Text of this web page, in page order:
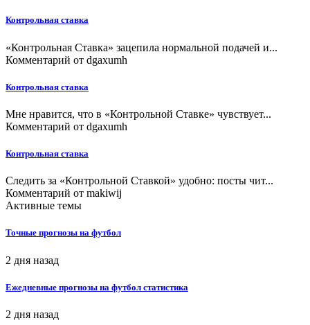
Контрольная ставка
«Контрольная Ставка» зацепила нормальной подачей и...
Комментарий от dgaxumh
Контрольная ставка
Мне нравится, что в «Контрольной Ставке» чувствует...
Комментарий от dgaxumh
Контрольная ставка
Следить за «Контрольной Ставкой» удобно: посты чит...
Комментарий от makiwij
Активные темы
Точные прогнозы на футбол
2 дня назад
Ежедневные прогнозы на футбол статистика
2 дня назад